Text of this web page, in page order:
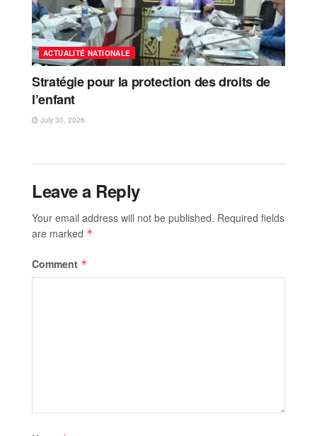
ACTUALITÉ NATIONALE
Stratégie pour la protection des droits de
l’enfant
July 30, 2026
Leave a Reply
Your email address will not be published. Required fields
are marked *
Comment *